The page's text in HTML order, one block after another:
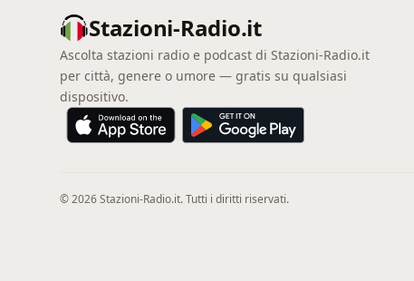
Stazioni-Radio.it
Ascolta stazioni radio e podcast di Stazioni-Radio.it
per città, genere o umore — gratis su qualsiasi
dispositivo.
© 2026 Stazioni-Radio.it. Tutti i diritti riservati.